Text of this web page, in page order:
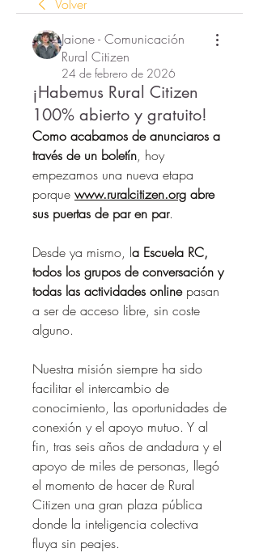
Volver
Jaione - Comunicación
Rural Citizen
24 de febrero de 2026
¡Habemus Rural Citizen
100% abierto y gratuito!
Como acabamos de anunciaros a
través de un boletín, hoy
empezamos una nueva etapa
porque www.ruralcitizen.org abre
sus puertas de par en par.
Desde ya mismo, la Escuela RC,
todos los grupos de conversación y
todas las actividades online pasan
a ser de acceso libre, sin coste
alguno.
Nuestra misión siempre ha sido
facilitar el intercambio de
conocimiento, las oportunidades de
conexión y el apoyo mutuo. Y al
fin, tras seis años de andadura y el
apoyo de miles de personas, llegó
el momento de hacer de Rural
Citizen una gran plaza pública
donde la inteligencia colectiva
fluya sin peajes.